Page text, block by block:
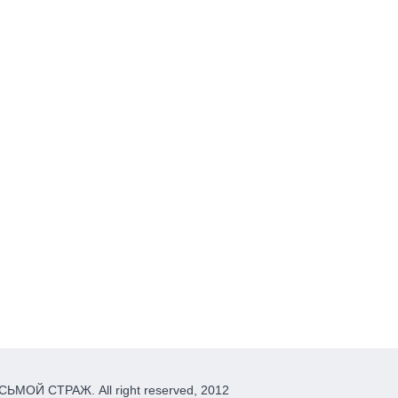
СТРАЖ. All right reserved, 2012